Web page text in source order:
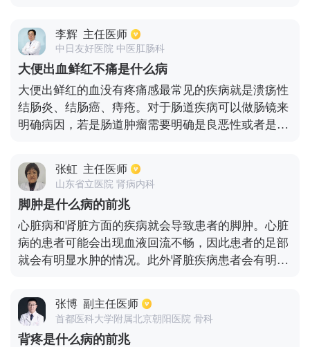
现腹泻腹痛、皮疹的症状。如果病情一直持续，那么
可能会造成患者吸收不良，身体也很容易变得消瘦。
到了疾病晚期，甚至会出现梗阻现象。对于此病，在
没有并发症时可以利用中西医结合的方法治疗。到了
晚期有明显的并发症时，经常需要进行外科治疗。
李辉 主任医师
中日友好医院 中医肛肠科
大便出血鲜红不痛是什么病
大便出鲜红的血没有疼痛感最常见的疾病就是溃疡性
结肠炎、结肠癌、痔疮。对于肠道疾病可以做肠镜来
明确病因，若是肠道肿瘤需要明确是良恶性或者是否
结肠炎需要通过整肠生以及美沙拉嗪来治疗。痔疮可
以使用马应龙痔疮膏，并且要保持大便润通。
张虹 主任医师
山东省立医院 肾病内科
脚肿是什么病的前兆
心脏病和肾脏方面的疾病就会导致患者的脚肿。心脏
病的患者可能会出现血液回流不畅，因此患者的足部
就会有明显水肿的情况。此外肾脏疾病患者会有明显
如果患者只是单侧脚部肿胀，很有可能是静脉曲张或
者足部劳损引起的。
张博 副主任医师
首都医科大学附属北京朝阳医院 骨科
背疼是什么病的前兆